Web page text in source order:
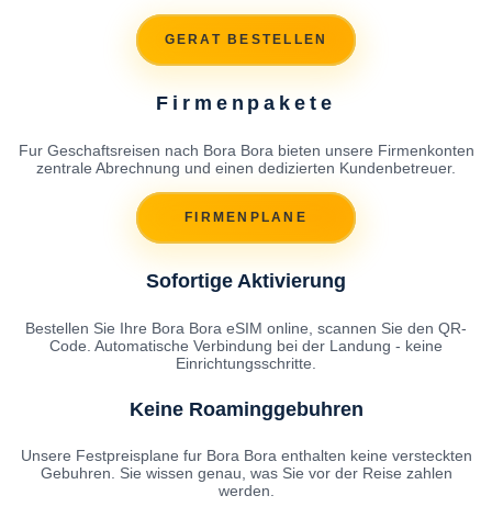
GERAT BESTELLEN
Firmenpakete
Fur Geschaftsreisen nach Bora Bora bieten unsere Firmenkonten
zentrale Abrechnung und einen dedizierten Kundenbetreuer.
FIRMENPLANE
Sofortige Aktivierung
Bestellen Sie Ihre Bora Bora eSIM online, scannen Sie den QR-
Code. Automatische Verbindung bei der Landung - keine
Einrichtungsschritte.
Keine Roaminggebuhren
Unsere Festpreisplane fur Bora Bora enthalten keine versteckten
Gebuhren. Sie wissen genau, was Sie vor der Reise zahlen
werden.